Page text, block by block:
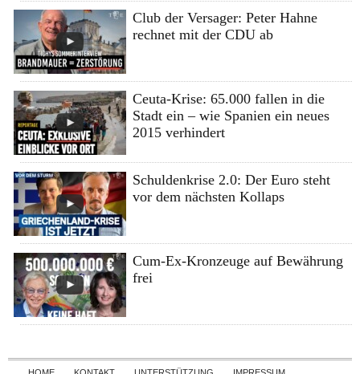
Club der Versager: Peter Hahne
rechnet mit der CDU ab
Ceuta-Krise: 65.000 fallen in die
Stadt ein – wie Spanien ein neues
2015 verhindert
Schuldenkrise 2.0: Der Euro steht
vor dem nächsten Kollaps
Cum-Ex-Kronzeuge auf Bewährung
frei
Skip to content